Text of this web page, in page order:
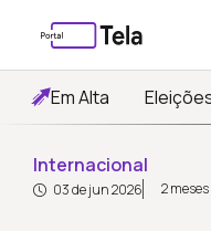
Em Alta
Internacional
03 de jun 2026 2